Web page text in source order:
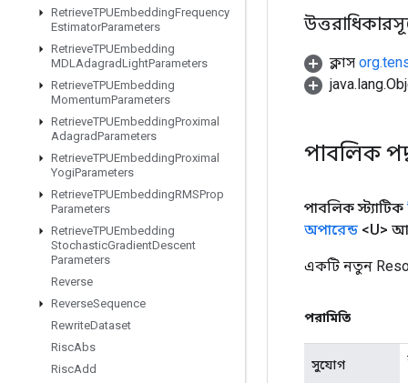
RetrieveTPUEmbeddingFrequency
EstimatorParameters
RetrieveTPUEmbedding
MDLAdagradLightParameters
RetrieveTPUEmbedding
MomentumParameters
RetrieveTPUEmbeddingProximal
AdagradParameters
RetrieveTPUEmbeddingProximal
YogiParameters
RetrieveTPUEmbeddingRMSProp
Parameters
RetrieveTPUEmbedding
StochasticGradientDescent
Parameters
Reverse
ReverseSequence
RewriteDataset
RiscAbs
RiscAdd
ক্লাস
পাবলিক
পাবলিক স্ট্যাটিক
অপারেন্ড <U>
একটি নতুন
পরামিতি
সুযোগ